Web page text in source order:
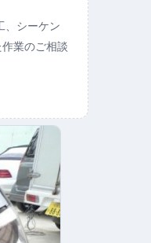
、シーケン
業のご相談